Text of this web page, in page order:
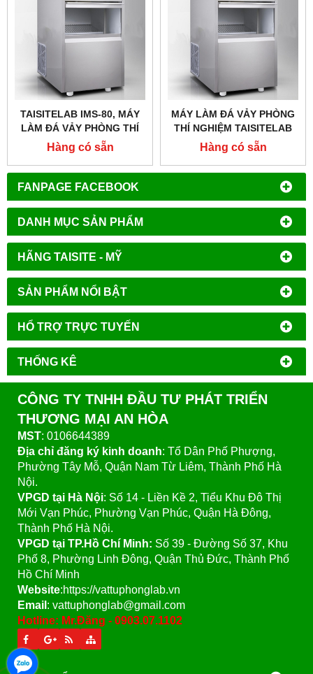
FANPAGE FACEBOOK
DANH MỤC SẢN PHẨM
HÃNG TAISITE - MỸ
SẢN PHẨM NỔI BẬT
HỔ TRỢ TRỰC TUYẾN
THỐNG KÊ
TAISITELAB IMS-80, MÁY
LÀM ĐÁ VẢY PHÒNG THÍ
NGHIỆM,CÔNG SUẤT 80
KG/24H
Hàng có sẵn
MÁY LÀM ĐÁ VẢY PHÒNG
THÍ NGHIỆM TAISITELAB
IMS-80,CÔNG SUẤT 80
KG/24H
Hàng có sẵn
CÔNG TY TNHH ĐẦU TƯ PHÁT TRIỂN
THƯƠNG MẠI AN HÒA
MST: 0106644389
Địa chỉ đăng ký kinh doanh: Tổ Dân Phố Phượng,
Phường Tây Mỗ, Quận Nam Từ Liêm, Thành Phố Hà
Nội.
VPGD tại Hà Nội: Số 14 - Liền Kề 2, Tiểu Khu Đô Thị
Mới Vạn Phúc, Phường Vạn Phúc, Quận Hà Đông,
Thành Phố Hà Nội.
VPGD tại TP.Hồ Chí Minh: Số 39 - Đường Số 37, Khu
Phố 8, Phường Linh Đông, Quận Thủ Đức, Thành Phố
Hồ Chí Minh
Website:https://vattuphonglab.vn
Email : vattuphonglab@gmail.com
Hotline: Mr.Đăng - 0903.07.1102